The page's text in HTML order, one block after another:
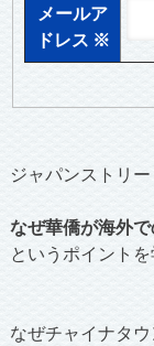
メールア
ドレス ※
ジャパンストリ
なぜ華僑が海外
というポイントを
なぜチャイナタ